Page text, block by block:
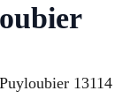
13114